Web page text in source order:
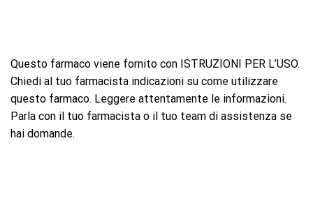
Questo farmaco viene fornito con ISTRUZIONI PER L’USO.
Chiedi al tuo farmacista indicazioni su come utilizzare
questo farmaco. Leggere attentamente le informazioni.
Parla con il tuo farmacista o il tuo team di assistenza se
hai domande.